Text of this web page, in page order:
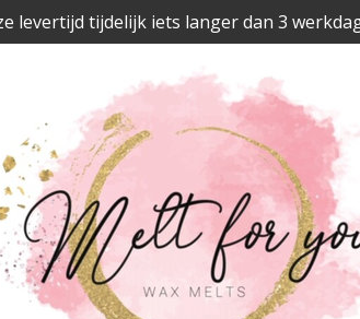
levertijd tijdelijk iets langer dan 3